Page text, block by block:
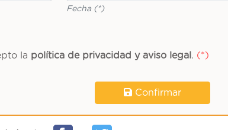
Fecha (*)
la política de privacidad y aviso legal .
Confirmar